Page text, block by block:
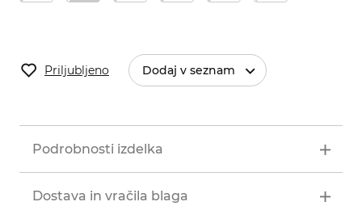
Priljubljeno Dodaj v seznam
Podrobnosti izdelka
Dostava in vračila blaga